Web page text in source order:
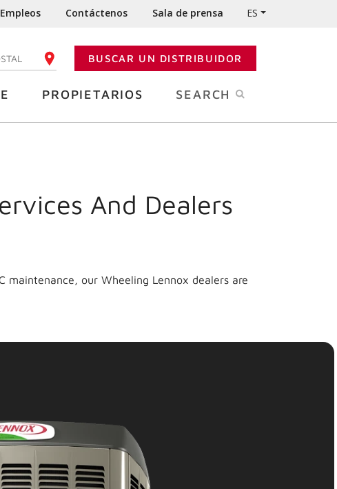
Empleos Contáctenos Sala de prensa ES
POSTAL BUSCAR UN DISTRIBUIDOR
PROPIETARIOS SEARCH
And Dealers
maintenance, our Wheeling Lennox dealers are